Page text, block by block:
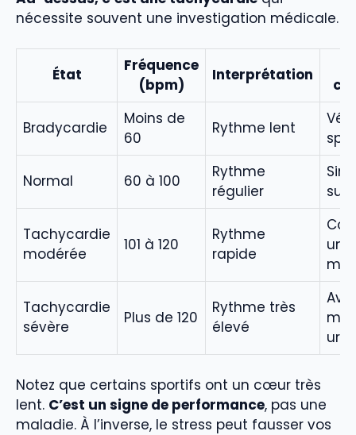
nécessite souvent une investigation médicale.
État
Fréquence
(bpm)
Interprétation
Bradycardie
Moins de
60
Rythme lent
Normal 60 à 100
Rythme
régulier
Tachycardie
modérée
101 à 120
Rythme
rapide
un
Tachycardie
sévère
Plus de 120
Rythme très
élevé
Avis
Notez que certains sportifs ont un cœur très
lent. C’est un signe de performance, pas une
maladie. À l’inverse, le stress peut fausser vos